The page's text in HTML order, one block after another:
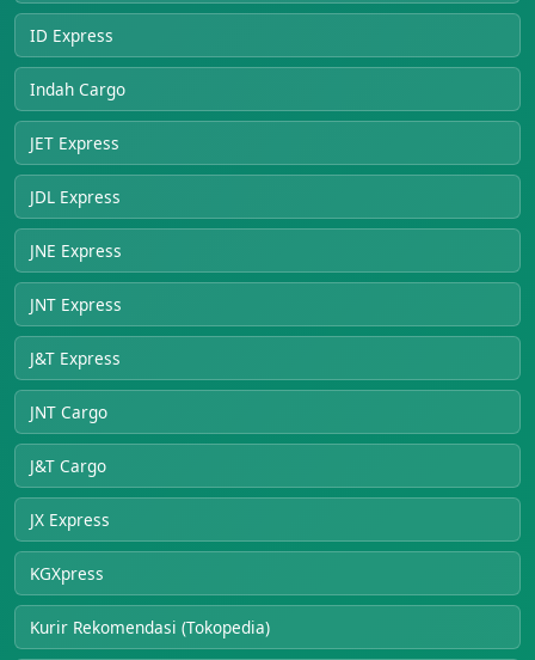
ID Express
Indah Cargo
JET Express
JDL Express
JNE Express
JNT Express
J&T Express
JNT Cargo
J&T Cargo
JX Express
KGXpress
Kurir Rekomendasi (Tokopedia)